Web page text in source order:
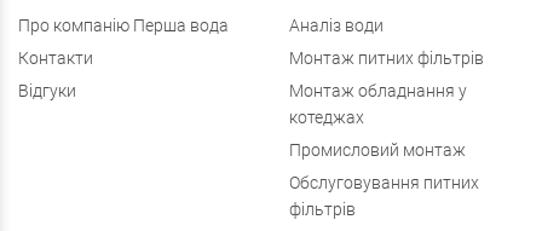
Про компанію Перша вода
Контакти
Відгуки
Аналіз води
Монтаж питних фільтрів
Монтаж обладнання у
котеджах
Промисловий монтаж
Обслуговування питних
фільтрів